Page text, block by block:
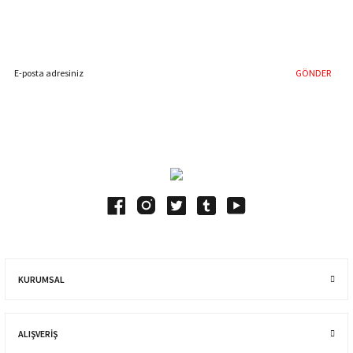
GÖNDER
KURUMSAL
ALIŞVERIŞ